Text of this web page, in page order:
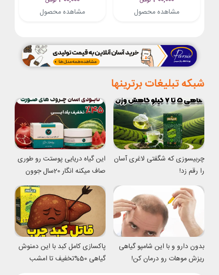
مشاهده محصول مشاهده محصول
شبکه تبلیغات برترینها
چربیسوزی که شگفتی لاغری آسان
را رقم زد!
این گیاه دریایی پوستت رو طوری
صاف میکنه انگار 20سال جوون
شدی
بدون دارو و با این شامپو گیاهی
ریزش موهات رو درمان کن!
پاکسازی کامل کبد با این دمنوش
گیاهی 50%تخفیف تا امشب